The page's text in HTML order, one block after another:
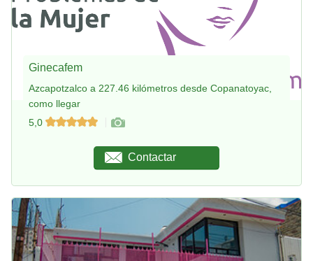
Ginecafem
Azcapotzalco a 227.46 kilómetros desde Copanatoyac,
como llegar
5,0
Contactar